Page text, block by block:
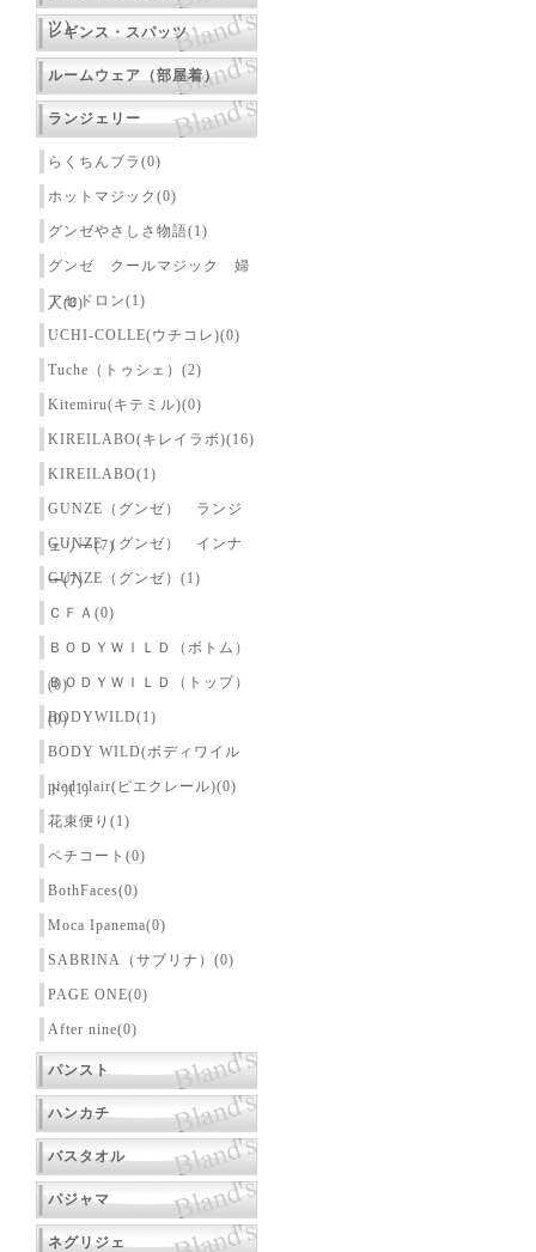
ツ）
レギンス・スパッツ
ルームウェア（部屋着）
ランジェリー
らくちんブラ(0)
ホットマジック(0)
グンゼやさしさ物語(1)
グンゼ クールマジック 婦
人(0)
アセドロン(1)
UCHI-COLLE(ウチコレ)(0)
Tuche（トゥシェ）(2)
Kitemiru(キテミル)(0)
KIREILABO(キレイラボ)(16)
KIREILABO(1)
GUNZE（グンゼ） ランジ
ェリー(7)
GUNZE（グンゼ） インナ
ー(7)
GUNZE（グンゼ）(1)
ＣＦＡ(0)
ＢＯＤＹＷＩＬＤ（ボトム）
(0)
ＢＯＤＹＷＩＬＤ（トップ）
(0)
BODYWILD(1)
BODY WILD(ボディワイル
ド)(1)
pied clair(ピエクレール)(0)
花束便り(1)
ペチコート(0)
BothFaces(0)
Moca Ipanema(0)
SABRINA（サブリナ）(0)
PAGE ONE(0)
After nine(0)
パンスト
ハンカチ
バスタオル
パジャマ
ネグリジェ